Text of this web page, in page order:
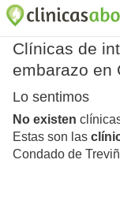
Clínicas de
embarazo en
Lo sentimos
No existen
Estas son las
Condado de